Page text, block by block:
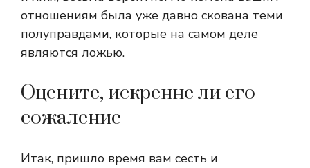
отношениям была уже давно скована теми
полуправдами, которые на самом деле
являются ложью.
Оцените, искренне ли его
сожаление
Итак, пришло время вам сесть и